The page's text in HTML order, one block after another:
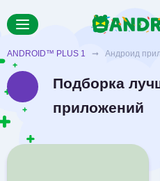
ANDROID™ PLUS 1 ➞ Андроид
Подборка
приложений